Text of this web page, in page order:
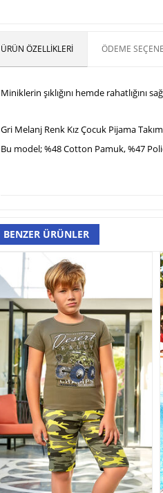
ÜRÜN ÖZELLIKLERI ÖDEME
Miniklerin şıklığını hemde
Gri Melanj Renk Kız Çocuk Pijama Takım
Bu model; %48 Cotton Pamuk, %47
BENZER ÜRÜNLER